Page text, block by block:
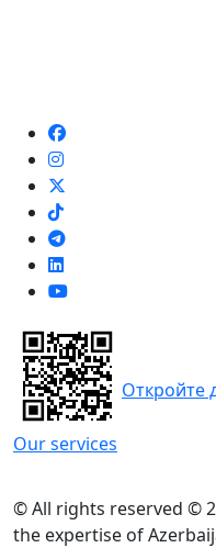
Our services
Откройте
© All rights reserved ©
the expertise of